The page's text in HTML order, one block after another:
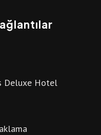
Deluxe Hotel